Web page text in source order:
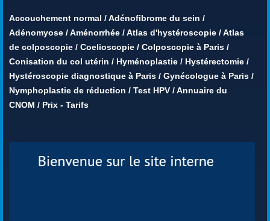
Accouchement normal /Adénofibrome du sein /
Adénomyose /Aménorrhée /Atlas d'hystéroscopie /Atlas
de colposcopie / Coelioscopie / Colposcopie à Paris /
Conisation du col utérin / Hyménoplastie / Hystérectomie /
Hystéroscopie diagnostique à Paris / Gynécologue à Paris /
Nymphoplastie de réduction / Test HPV /Annuaire du
CNOM / Prix - Tarifs